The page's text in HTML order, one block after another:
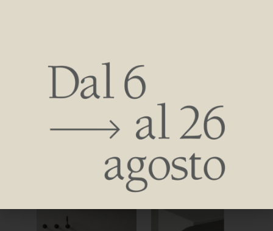
Parenthesis setzte sich in der Kategorie ‚Gebäudetechnik‘
unter 11.000 eingereichten Beiträgen aus 57
verschiedenen Ländern durch und wurde von einer Jury
aus 132 hochkarätigen Designexperten aus der ganzen
Welt ausgezeichnet.